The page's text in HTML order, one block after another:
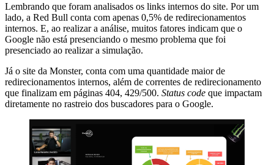
Lembrando que foram analisados os links internos do site. Por um
lado, a Red Bull conta com apenas 0,5% de redirecionamentos
internos. E, ao realizar a análise, muitos fatores indicam que o
Google não está presenciando o mesmo problema que foi
presenciado ao realizar a simulação.
Já o site da Monster, conta com uma quantidade maior de
redirecionamentos internos, além de correntes de redirecionamento
que finalizam em páginas 404, 429/500. Status code que impactam
diretamente no rastreio dos buscadores para o Google.